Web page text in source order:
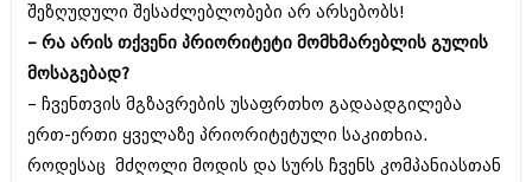
ოქტომბერი 2014 (292)
სექტემბერი 2014 (394)
აგვისტო 2014 (248)
ივლისი 2014 (313)
ივნისი 2014 (366)
მაისი 2014 (313)
აპრილი 2014 (290)
შეზღუდული შესაძლებლობები არ არსებობს!
– რა არის თქვენი პრიორიტეტი მომხმარებლის გულის
მოსაგებად?
– ჩვენთვის მგზავრების უსაფრთხო გადაადგილება
ერთ-ერთი ყველაზე პრიორიტეტული საკითხია.
როდესაც მძღოლი მოდის და სურს ჩვენს კომპანიასთან